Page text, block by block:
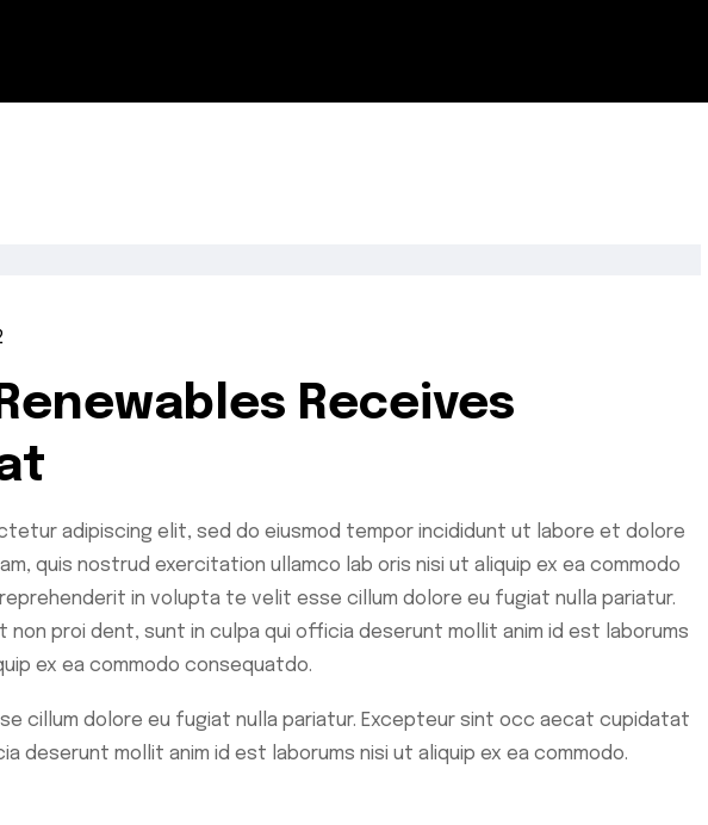
Receives
adipiscing elit, sed do eiusmod tempor incididunt ut labore et dolore
quis nostrud exercitation ullamco lab oris nisi ut aliquip ex ea commodo
in volupta te velit esse cillum dolore eu fugiat nulla pariatur.
proi dent, sunt in culpa qui officia deserunt mollit anim id est laborums
ex ea commodo consequatdo.
cillum dolore eu fugiat nulla pariatur. Excepteur sint occ aecat cupidatat
deserunt mollit anim id est laborums nisi ut aliquip ex ea commodo.